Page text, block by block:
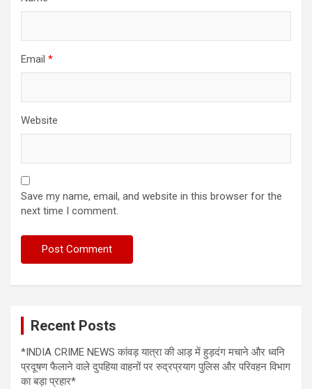
Email *
Website
Save my name, email, and website in this browser for the
next time I comment.
Recent Posts
*INDIA CRIME NEWS कांवड़ यात्रा की आड़ में हुड़दंग मचाने और ध्वनि
प्रदूषण फैलाने वाले दुपहिया वाहनों पर रुद्रप्रयाग पुलिस और परिवहन विभाग
का बड़ा प्रहार*